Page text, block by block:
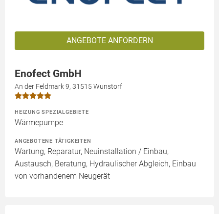
ANGEBOTE ANFORDERN
Enofect GmbH
An der Feldmark 9, 31515 Wunstorf
HEIZUNG SPEZIALGEBIETE
Wärmepumpe
ANGEBOTENE TÄTIGKEITEN
Wartung, Reparatur, Neuinstallation / Einbau,
Austausch, Beratung, Hydraulischer Abgleich, Einbau
von vorhandenem Neugerät